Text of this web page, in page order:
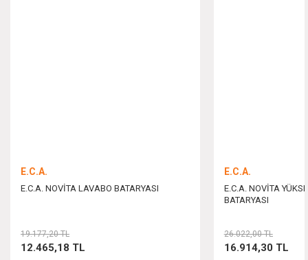
E.C.A.
E.C.A. NOVİTA LAVABO BATARYASI
12.465,18 TL
19.177,20 TL
E.C.A.
E.C.A. NOVİTA
BATARYASI
16.914,30 TL
26.022,00 TL